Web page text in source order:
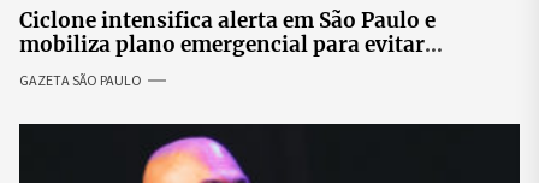
Ciclone intensifica alerta em São Paulo e
mobiliza plano emergencial para evitar
impactos no fornecimento de energia
GAZETA SÃO PAULO